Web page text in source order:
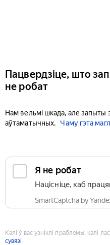
Пацвердзіце, што
не робат
Нам вельмі шкада, але
аўтаматычных.
Чаму гэта
Я не робат
Націсніце, каб
SmartCaptcha by
Калі ў вас узніклі праблемы, калі
сувязі